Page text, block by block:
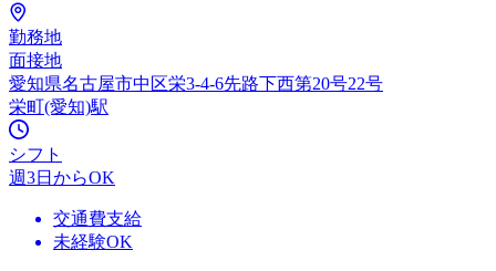
勤務地
面接地
愛知県名古屋市中区栄3-4-6先路下西第20号22号
栄町(愛知)駅
シフト
週3日からOK
交通費支給
未経験OK